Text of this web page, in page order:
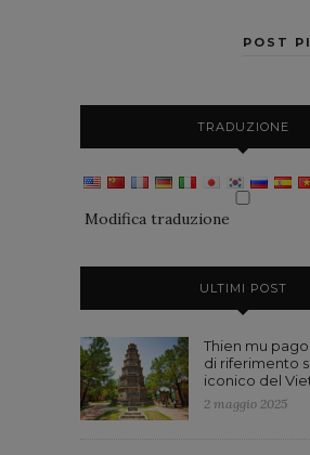
POST
TRADUZIONE
Modifica traduzione
ULTIMI POST
Thien mu
di riferimento
iconico del
2 maggio 2025